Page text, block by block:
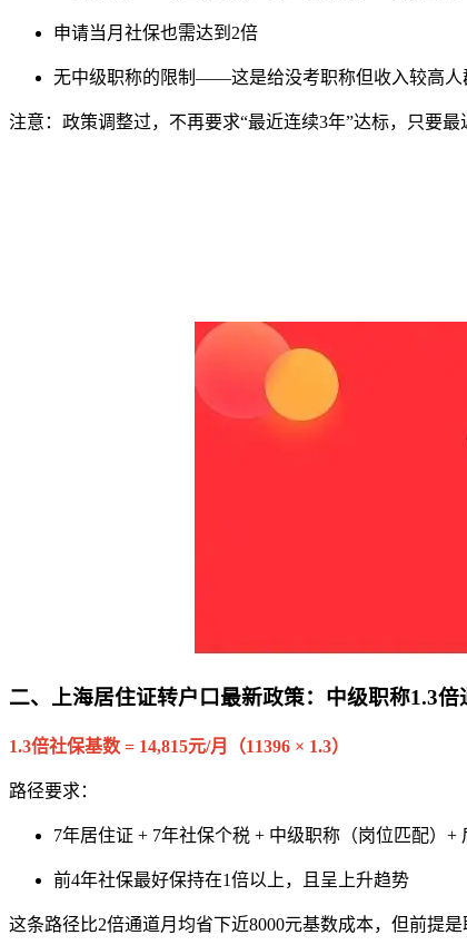
申请当月社保也需达到2倍
无中级职称的限制——这是给没考职称但收入较高人
注意：政策调整过，不再要求“最近连续3年”达标，只要最
二、上海居住证转户口最新政策：中级职称1.3倍
1.3倍社保基数 = 14,815元/月（11396 × 1.3）
路径要求：
7年居住证 + 7年社保个税 + 中级职称（岗位匹配）+
前4年社保最好保持在1倍以上，且呈上升趋势
这条路径比2倍通道月均省下近8000元基数成本，但前提